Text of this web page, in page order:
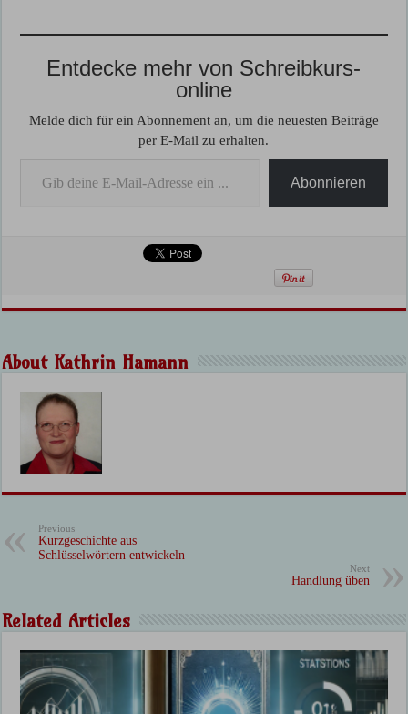
Entdecke mehr von Schreibkurs-
online
Melde dich für ein Abonnement an, um die neuesten Beiträge
per E-Mail zu erhalten.
Abonnieren
About Kathrin Hamann
Previous
Kurzgeschichte aus
Schlüsselwörtern entwickeln
Next
Handlung üben
Related Articles